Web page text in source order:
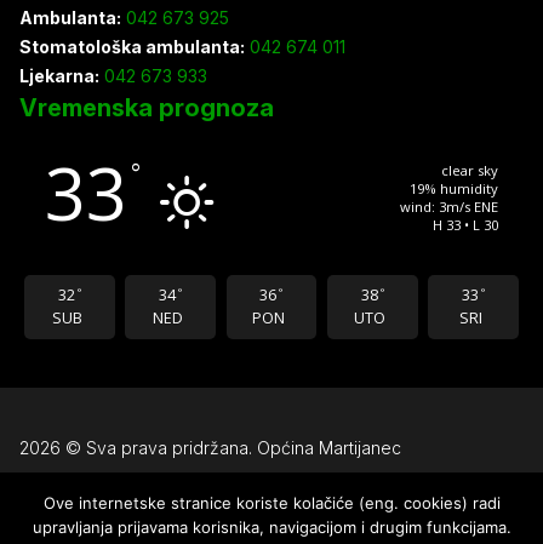
Ambulanta: 042 673 925
Stomatološka ambulanta: 042 674 011
Ljekarna: 042 673 933
Vremenska prognoza
33 °
clear sky
19% humidity
wind: 3m/s ENE
H 33 • L 30
32 °
SUB
34 °
NED
36 °
PON
38 °
UTO
33 °
SRI
2026 © Sva prava pridržana. Općina Martijanec
Uvjeti korištenja
Ove internetske stranice koriste kolačiće (eng. cookies) radi
upravljanja prijavama korisnika, navigacijom i drugim funkcijama.